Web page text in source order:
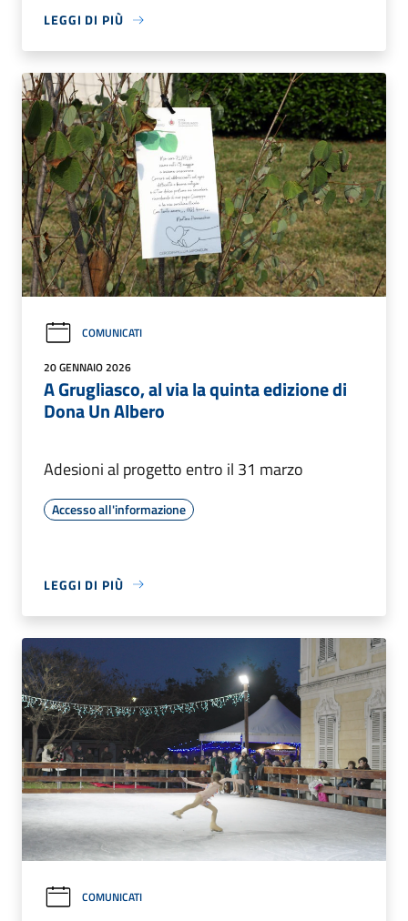
LEGGI DI PIÙ
COMUNICATI
20 GENNAIO 2026
A Grugliasco, al via la quinta edizione di
Dona Un Albero
Adesioni al progetto entro il 31 marzo
Accesso all'informazione
LEGGI DI PIÙ
COMUNICATI